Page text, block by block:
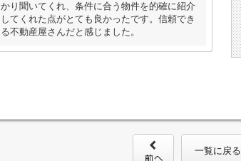
かり聞いてくれ、条件に合う物件を的確に紹介
してくれた点がとても良かったです。信頼でき
る不動産屋さんだと感じました。
一覧に戻る